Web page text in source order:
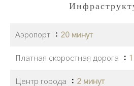
Аэропорт 20 минут
Платная скоростная дорога
Центр города 2 минут